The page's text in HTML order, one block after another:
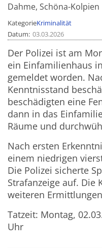
Dahme, Schöna-Kolpien
KategorieKriminalität
Datum 03.03.2026
Der Polizei ist am
ein Einfamilienhaus
gemeldet worden.
Kenntnisstand
beschädigten eine
dann in das
Räume und
Nach ersten
einem niedrigen
Die Polizei sicherte
Strafanzeige auf.
weiteren
Tatzeit: Montag,
Uhr